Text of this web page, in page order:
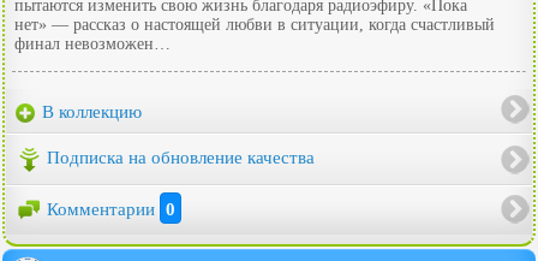
пытаются изменить свою жизнь благодаря радиоэфиру. «Пока
нет» — рассказ о настоящей любви в ситуации, когда счастливый
финал невозможен…
В коллекцию
Подписка на обновление качества
Комментарии 0